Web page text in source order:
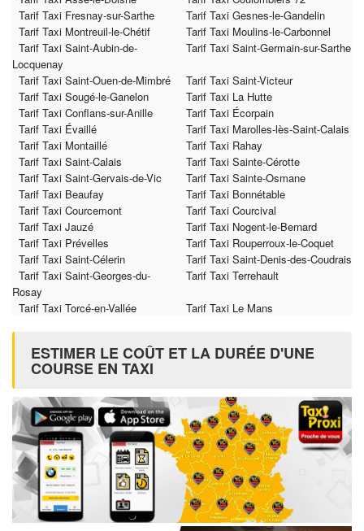
Tarif Taxi Fresnay-sur-Sarthe
Tarif Taxi Gesnes-le-Gandelin
Tarif Taxi Montreuil-le-Chétif
Tarif Taxi Moulins-le-Carbonnel
Tarif Taxi Saint-Aubin-de-
Locquenay
Tarif Taxi Saint-Germain-sur-Sarthe
Tarif Taxi Saint-Ouen-de-Mimbré
Tarif Taxi Saint-Victeur
Tarif Taxi Sougé-le-Ganelon
Tarif Taxi La Hutte
Tarif Taxi Conflans-sur-Anille
Tarif Taxi Écorpain
Tarif Taxi Évaillé
Tarif Taxi Marolles-lès-Saint-Calais
Tarif Taxi Montaillé
Tarif Taxi Rahay
Tarif Taxi Saint-Calais
Tarif Taxi Sainte-Cérotte
Tarif Taxi Saint-Gervais-de-Vic
Tarif Taxi Sainte-Osmane
Tarif Taxi Beaufay
Tarif Taxi Bonnétable
Tarif Taxi Courcemont
Tarif Taxi Courcival
Tarif Taxi Jauzé
Tarif Taxi Nogent-le-Bernard
Tarif Taxi Prévelles
Tarif Taxi Rouperroux-le-Coquet
Tarif Taxi Saint-Célerin
Tarif Taxi Saint-Denis-des-Coudrais
Tarif Taxi Saint-Georges-du-
Rosay
Tarif Taxi Terrehault
Tarif Taxi Torcé-en-Vallée Tarif Taxi Le Mans
ESTIMER LE COÛT ET LA DURÉE D'UNE
COURSE EN TAXI